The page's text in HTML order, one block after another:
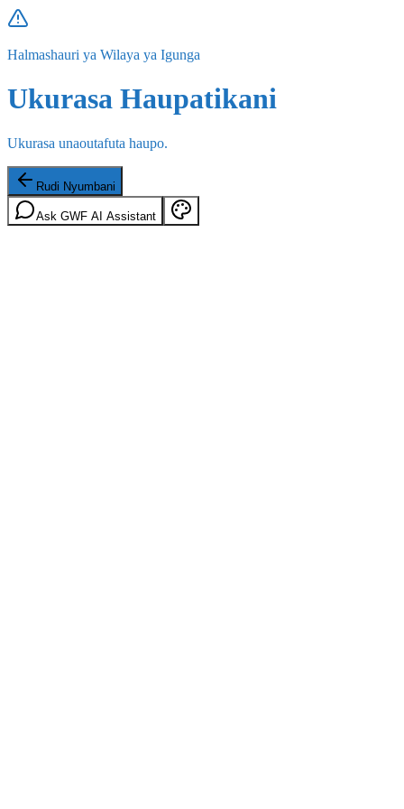
Halmashauri ya Wilaya ya Igunga
Ukurasa Haupatikani
Ukurasa unaoutafuta haupo.
Rudi Nyumbani
Ask GWF AI Assistant